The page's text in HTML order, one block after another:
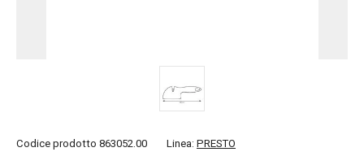
Codice prodotto 863052.00 Linea: PRESTO